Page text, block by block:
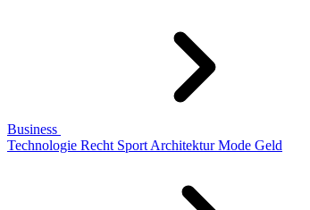
Business
Technologie Recht Sport Architektur Mode Geld